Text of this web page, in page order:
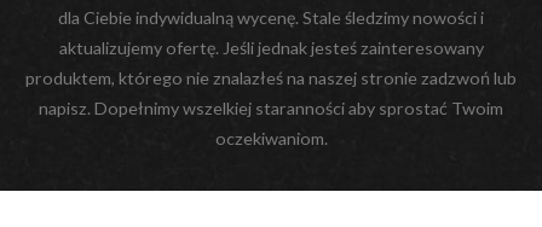
dla Ciebie indywidualną wycenę. Stale śledzimy nowości i
aktualizujemy ofertę. Jeśli jednak jesteś zainteresowany
produktem, którego nie znalazłeś na naszej stronie zadzwoń lub
napisz. Dopełnimy wszelkiej staranności aby sprostać Twoim
oczekiwaniom.